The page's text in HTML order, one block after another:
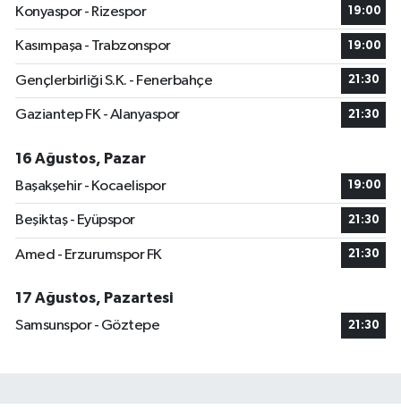
Konyaspor - Rizespor
19:00
Kasımpaşa - Trabzonspor 19:00
Gençlerbirliği S.K. - Fenerbahçe 21:30
Gaziantep FK - Alanyaspor 21:30
16 Ağustos, Pazar
Başakşehir - Kocaelispor
19:00
Beşiktaş - Eyüpspor 21:30
Amed - Erzurumspor FK 21:30
17 Ağustos, Pazartesi
Samsunspor - Göztepe
21:30